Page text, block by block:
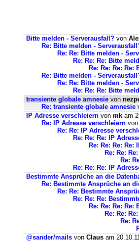
Bitte melden - Serverausfall? von
Re: Bitte melden -
Re: Re: Bitte melden -
Re: Re: Re: Bitte
Re: Re: Re: Re:
Re: Bitte melden -
Re: Re: Bitte melden -
Re: Re: Re: Bitte
transiente globale amnesie von
Re: transiente globale amnesie
IP Adresse verschleiern von mk am
Re: IP Adresse verschleiern von
Re: Re: IP Adresse
Re: Re: Re: IP
Re: Re: Re: Re:
Re: Re:
Re:
Re: Re: Re: IP
Bestimmte Ansprüche an die
Re: Bestimmte Ansprüche an
Re: Re: Bestimmte
Re: Re: Re:
Re: Re: Re:
Re: Re:
Re:
@sander/mails von Claus am